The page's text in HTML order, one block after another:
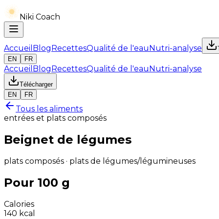
Niki Coach
Accueil BlogRecettesQualité de l'eauNutri-analyse
EN
FR
Accueil BlogRecettesQualité de l'eauNutri-analyse
Télécharger
EN
FR
Tous les aliments
entrées et plats composés
Beignet de légumes
plats composés · plats de légumes/légumineuses
Pour 100 g
Calories
140 kcal